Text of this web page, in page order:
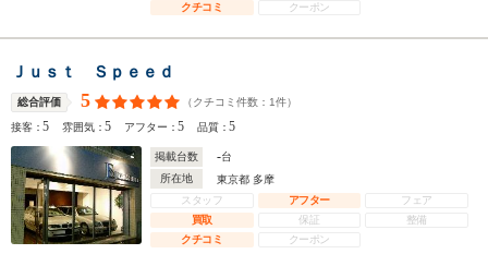
クチコミ
クーポン
Ｊｕｓｔ Ｓｐｅｅｄ
総合評価 5 （クチコミ件数： 1件）
接客：5 雰囲気：5 アフター：5 品質：5
掲載台数 -台
所在地
東京都 多摩
スタッフ
アフター
フェア
買取
保証
整備
クチコミ
クーポン